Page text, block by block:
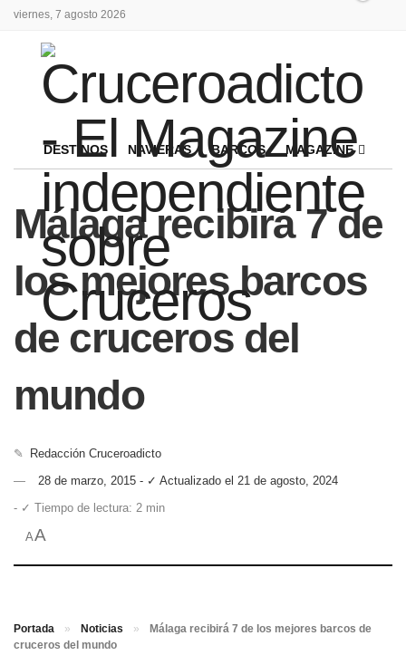
viernes, 7 agosto 2026
DESTINOS NAVIERAS BARCOS MAGAZINE
Málaga recibirá 7 de
los mejores barcos
de cruceros del
mundo
✎
Redacción Cruceroadicto
28 de marzo, 2015 - ✓ Actualizado el 21 de agosto, 2024
- ✓ Tiempo de lectura: 2 min
AA
Portada » Noticias »
Málaga recibirá 7 de los mejores barcos de
cruceros del mundo